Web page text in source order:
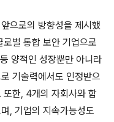
으로의 방향성을 제시했
벌 통합 보안 기업으로
양적인 성장뿐만 아니라
기술력에서도 인정받으
. 또한, 4개의 자회사와 함
, 기업의 지속가능성도